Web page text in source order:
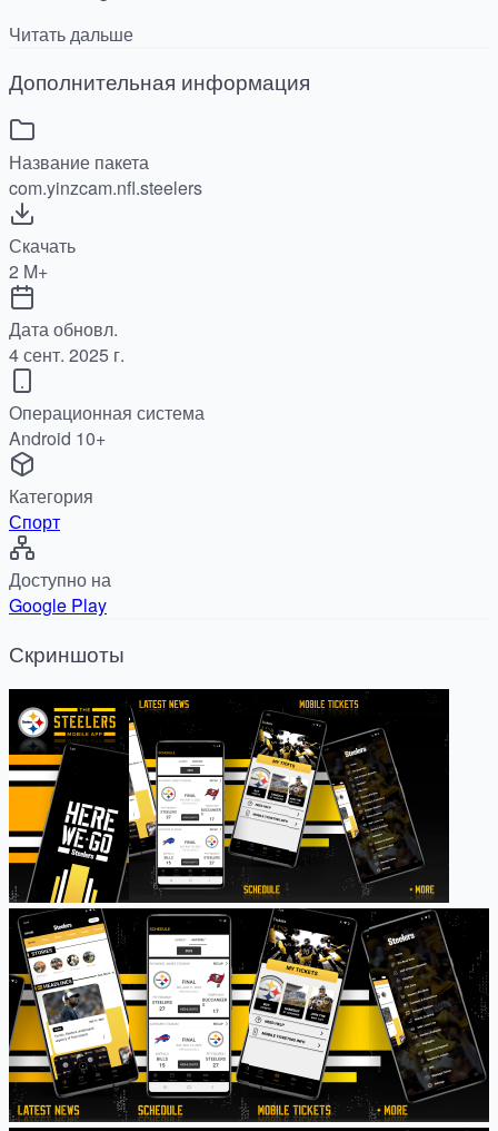
Читать дальше
Дополнительная информация
Название пакета
com.yinzcam.nfl.steelers
Скачать
2 M+
Дата обновл.
4 сент. 2025 г.
Операционная система
Android 10+
Категория
Спорт
Доступно на
Google Play
Скриншоты